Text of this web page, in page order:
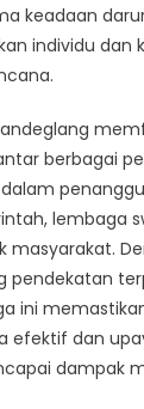
keadaan
individu dan
berbagai
lembaga
masyarakat.
pendekatan
ini
efektif dan
dampak